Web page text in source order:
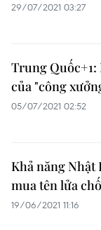
29/07/2021 03:27
Trung Quốc+1:
của "công
05/07/2021 02:52
Khả năng Nhật
mua tên lửa
19/06/2021 11:16